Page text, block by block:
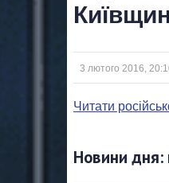
3 лютого 2016,
Читати
Новини дня: